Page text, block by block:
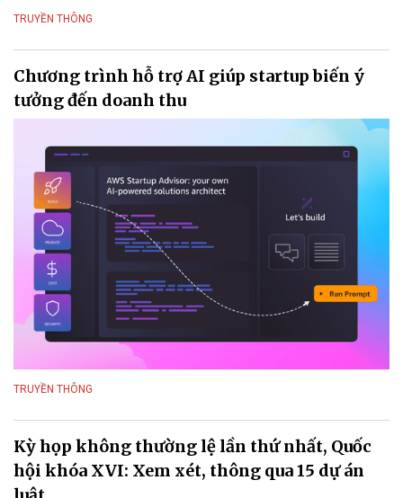
TRUYỀN THÔNG
Chương trình hỗ trợ AI giúp startup biến ý
tưởng đến doanh thu
TRUYỀN THÔNG
Kỳ họp không thường lệ lần thứ nhất, Quốc
hội khóa XVI: Xem xét, thông qua 15 dự án